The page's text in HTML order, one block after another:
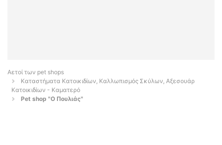
Αετοί των pet shops
Καταστήματα Κατοικιδίων, Καλλωπισμός Σκύλων, Αξεσουάρ
Κατοικιδίων - Καματερό
Pet shop "Ο Πουλιάς"